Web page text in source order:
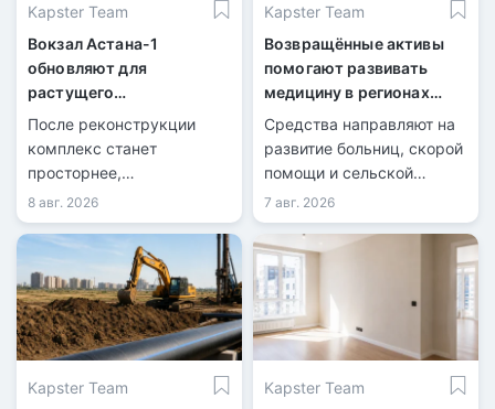
Kapster Team
Вокзал Астана-1
обновляют для
растущего
пассажиропотока
После реконструкции
комплекс станет
просторнее,
технологичнее и
доступнее.
8 авг. 2026
Kapster Team
Возвращённые активы
помогают развивать
медицину в регионах
Казахстана
Средства направляют на
развитие больниц, скорой
помощи и сельской
медицины.
7 авг. 2026
Kapster Team
Kapster Team